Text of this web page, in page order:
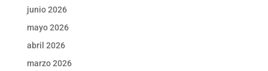
junio 2026
mayo 2026
abril 2026
marzo 2026